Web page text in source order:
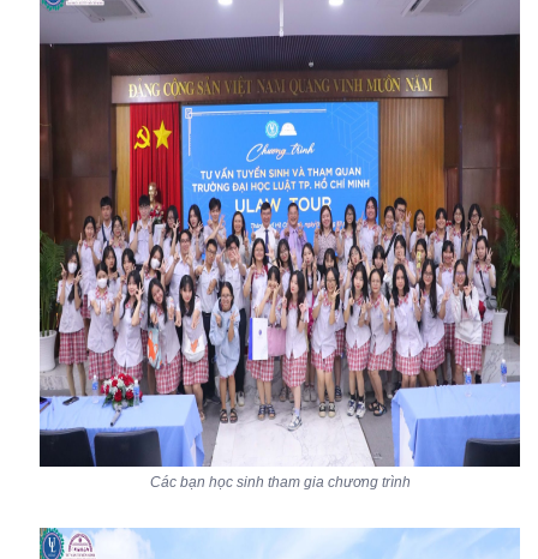
Các bạn học sinh tham gia chương trình